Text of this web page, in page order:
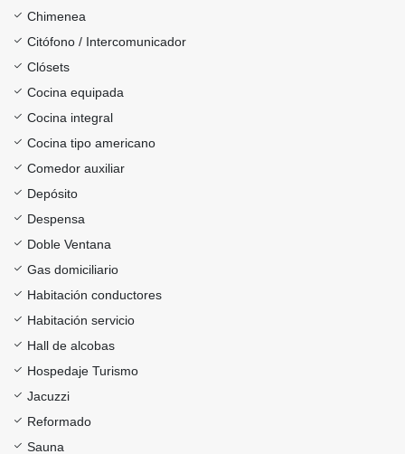
Chimenea
Citófono / Intercomunicador
Clósets
Cocina equipada
Cocina integral
Cocina tipo americano
Comedor auxiliar
Depósito
Despensa
Doble Ventana
Gas domiciliario
Habitación conductores
Habitación servicio
Hall de alcobas
Hospedaje Turismo
Jacuzzi
Reformado
Sauna